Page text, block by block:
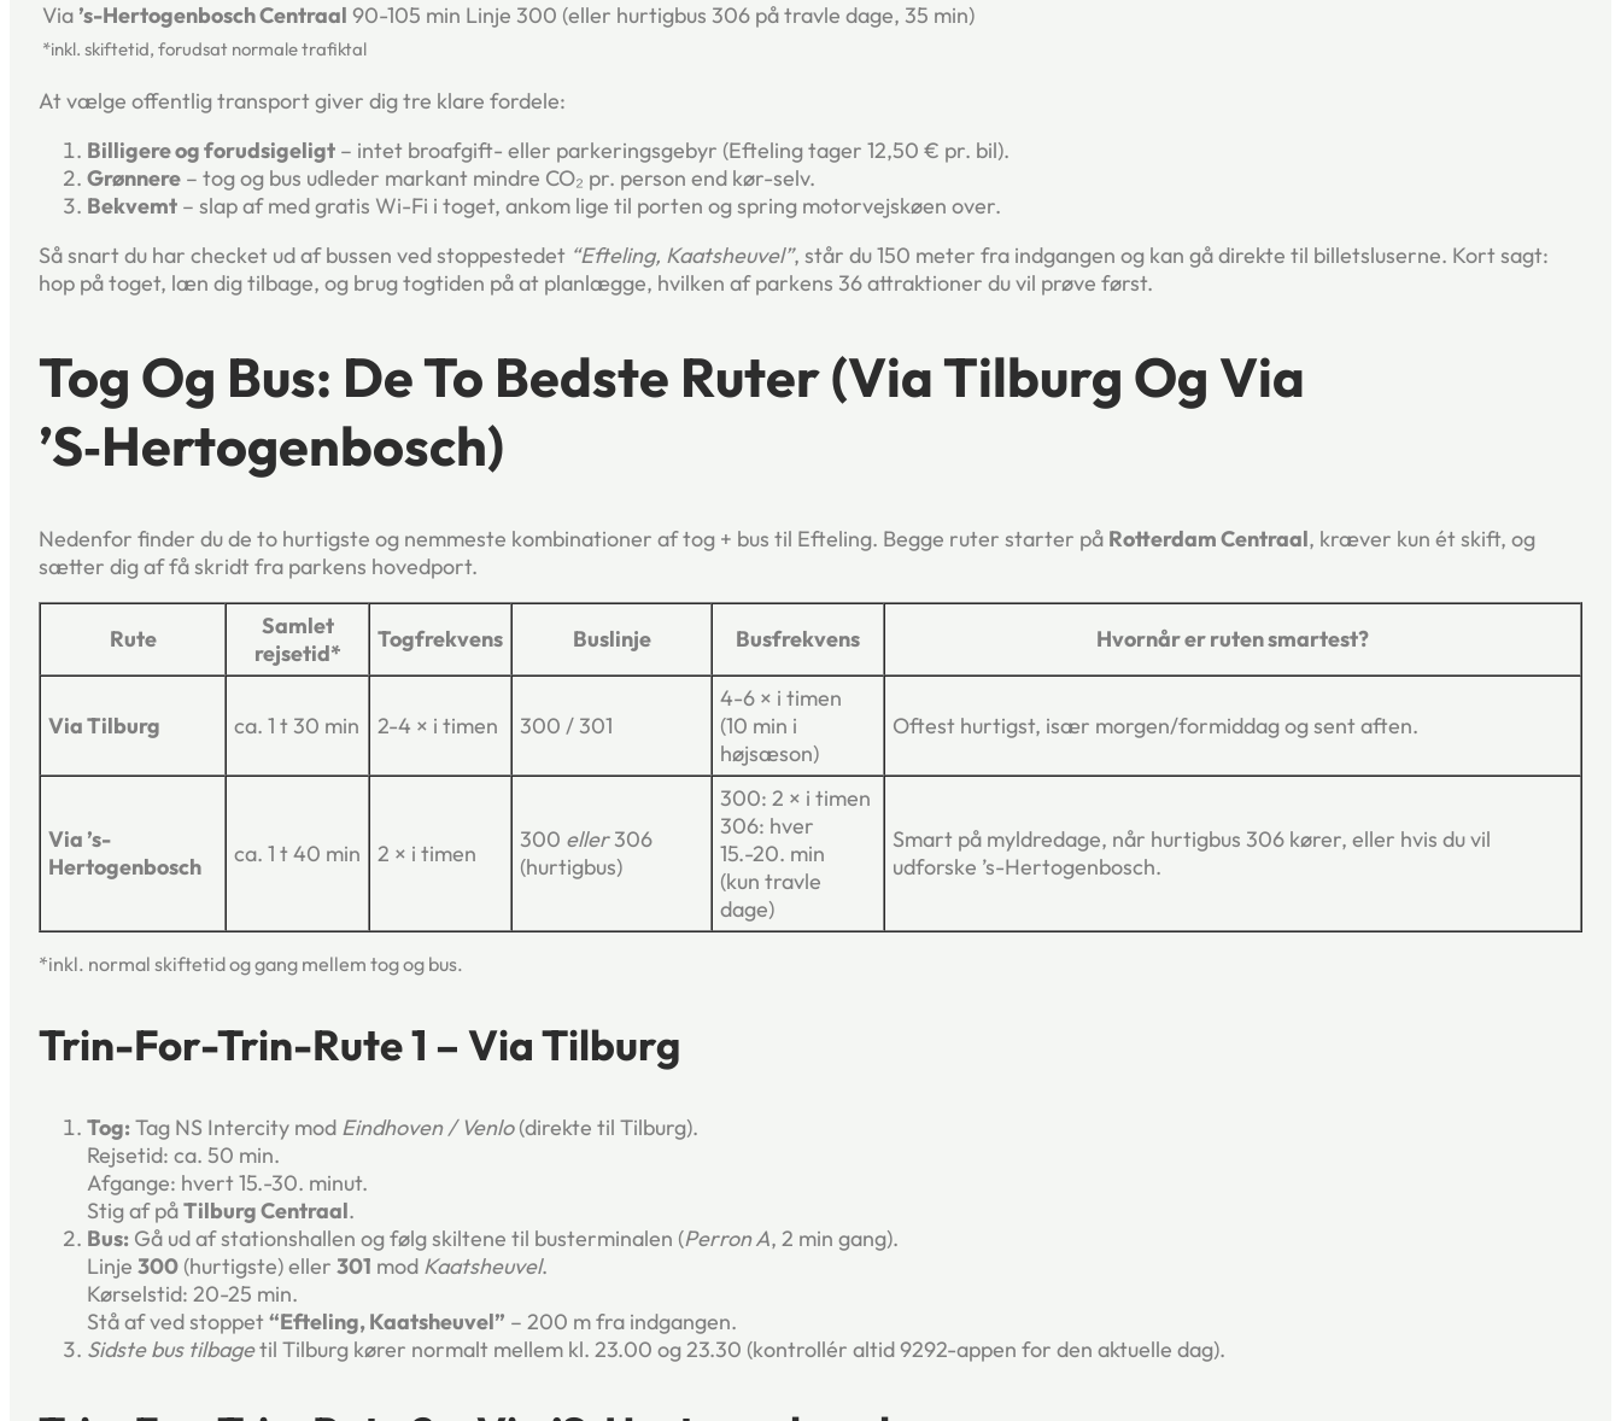
Via ’s-Hertogenbosch Centraal 90-105 min Linje 300 (eller hurtigbus 306 på travle dage, 35 min)
*inkl. skiftetid, forudsat normale trafiktal
At vælge offentlig transport giver dig tre klare fordele:
Billigere og forudsigeligt – intet broafgift- eller parkeringsgebyr (Efteling tager 12,50 € pr. bil).
Grønnere – tog og bus udleder markant mindre CO₂ pr. person end kør-selv.
Bekvemt – slap af med gratis Wi-Fi i toget, ankom lige til porten og spring motorvejskøen over.
Så snart du har checket ud af bussen ved stoppestedet “Efteling, Kaatsheuvel”, står du 150 meter fra indgangen og kan gå direkte til billetsluserne. Kort sagt:
hop på toget, læn dig tilbage, og brug togtiden på at planlægge, hvilken af parkens 36 attraktioner du vil prøve først.
Tog Og Bus: De To Bedste Ruter (via Tilburg Og Via
’s‑Hertogenbosch)
Nedenfor finder du de to hurtigste og nemmeste kombinationer af tog + bus til Efteling. Begge ruter starter på Rotterdam Centraal, kræver kun ét skift, og
sætter dig af få skridt fra parkens hovedport.
Rute
Samlet
rejsetid*
Togfrekvens Buslinje Busfrekvens Hvornår er ruten smartest?
Via Tilburg ca. 1 t 30 min 2-4 × i timen 300 / 301
4-6 × i timen
(10 min i
højsæson)
Oftest hurtigst, især morgen/formiddag og sent aften.
Via ’s-
Hertogenbosch
ca. 1 t 40 min 2 × i timen
300 eller306
(hurtigbus)
300: 2 × i timen
306: hver
15.-20. min
(kun travle
dage)
Smart på myldredage, når hurtigbus 306 kører, eller hvis du vil
udforske ’s-Hertogenbosch.
*inkl. normal skiftetid og gang mellem tog og bus.
Trin-For-Trin-Rute 1 – Via Tilburg
Tog:Tag NS Intercity mod Eindhoven / Venlo(direkte til Tilburg).
Rejsetid: ca. 50 min.
Afgange: hvert 15.-30. minut.
Stig af påTilburg Centraal.
Bus: Gå ud af stationshallen og følg skiltene til busterminalen (Perron A, 2 min gang).
Linje 300 (hurtigste) eller 301 mod Kaatsheuvel.
Kørselstid: 20-25 min.
Stå af ved stoppet“Efteling, Kaatsheuvel” – 200 m fra indgangen.
Sidste bus tilbagetil Tilburg kører normalt mellem kl. 23.00 og 23.30 (kontrollér altid 9292-appen for den aktuelle dag).